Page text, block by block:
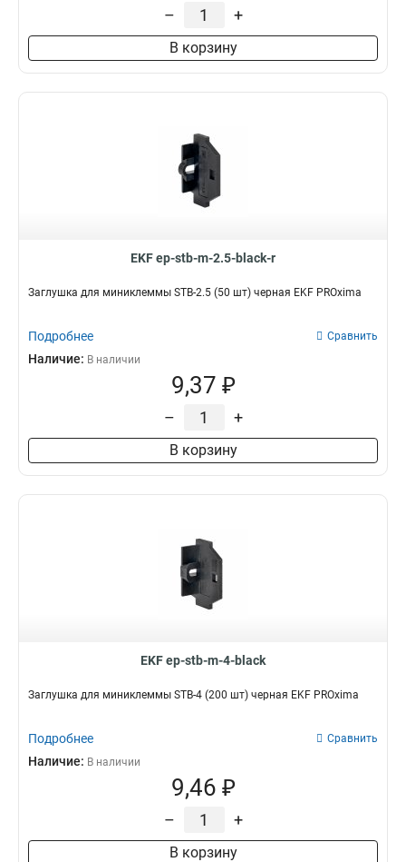
– +
В корзину
EKF ep-stb-m-2.5-black-r
Заглушка для миниклеммы STB-2.5 (50 шт) черная EKF PROxima
Подробнее Сравнить
Наличие: В наличии
9,37 ₽
– +
В корзину
EKF ep-stb-m-4-black
Заглушка для миниклеммы STB-4 (200 шт) черная EKF PROxima
Подробнее Сравнить
Наличие: В наличии
9,46 ₽
– +
В корзину